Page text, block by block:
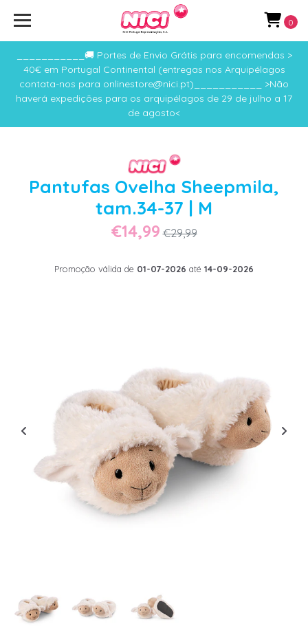
___________🚚 Portes de Envio Grátis para encomendas >
40€ em Portugal Continental (entregas nos Arquipélagos
contata-nos para onlinestore@nici.pt)___________ >Não
haverá expedições para os arquipélagos de 29 de julho a 17
de agosto<
0
Pantufas Ovelha Sheepmila,
tam.34-37 | M
€14,99 €29,99
Promoção válida de 01-07-2026 até 14-09-2026